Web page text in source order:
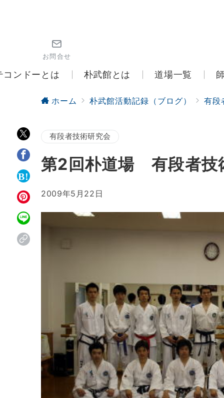
お問合せ
コンドーとは 朴武館とは 道場一覧
ホーム 朴武館活動記録（ブログ） 有段
有段者技術研究会
第2回朴道場 有段者技
2009年5月22日